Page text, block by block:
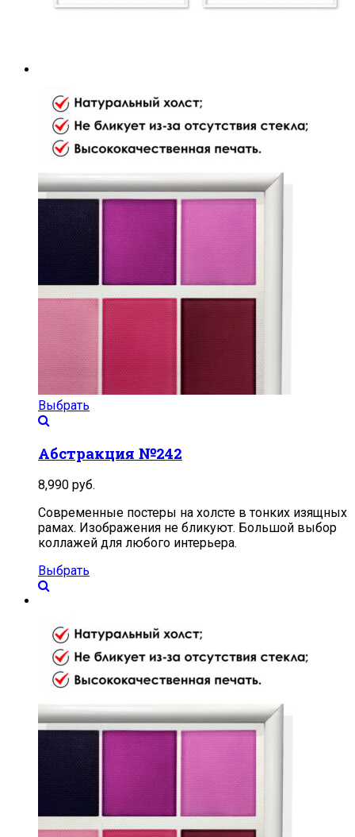
Выбрать
Абстракция №242
8,990 руб.
Современные постеры на холсте в тонких изящных
рамах. Изображения не бликуют. Большой выбор
коллажей для любого интерьера.
Выбрать